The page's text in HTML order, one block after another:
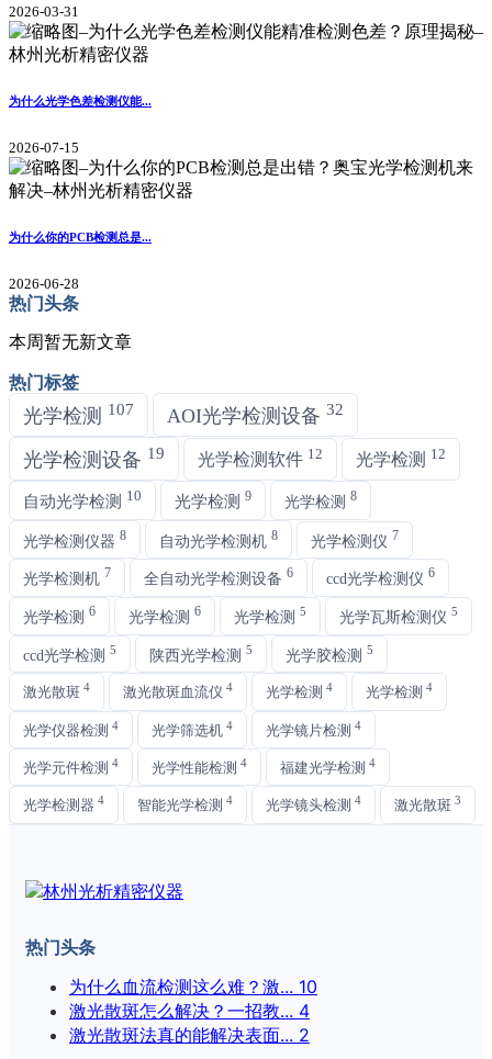
2026-03-31
为什么光学色差检测仪能...
2026-07-15
为什么你的PCB检测总是...
2026-06-28
热门头条
本周暂无新文章
热门标签
光学检测 107 AOI光学检测设备 32
光学检测设备 19 光学检测软件 12 光学检测 12
自动光学检测 10 光学检测 9 光学检测 8
光学检测仪器 8 自动光学检测机 8 光学检测仪 7
光学检测机 7 全自动光学检测设备 6 ccd光学检测仪 6
光学检测 6 光学检测 6 光学检测 5 光学瓦斯检测仪 5
ccd光学检测 5 陕西光学检测 5 光学胶检测 5
激光散斑 4 激光散斑血流仪 4 光学检测 4 光学检测 4
光学仪器检测 4 光学筛选机 4 光学镜片检测 4
光学元件检测 4 光学性能检测 4 福建光学检测 4
光学检测器 4 智能光学检测 4 光学镜头检测 4 激光散斑 3
热门头条
为什么血流检测这么难？激... 10
激光散斑怎么解决？一招教... 4
激光散斑法真的能解决表面... 2